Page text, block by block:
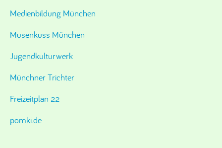
Medienbildung München
Musenkuss München
Jugendkulturwerk
Münchner Trichter
Freizeitplan 22
pomki.de